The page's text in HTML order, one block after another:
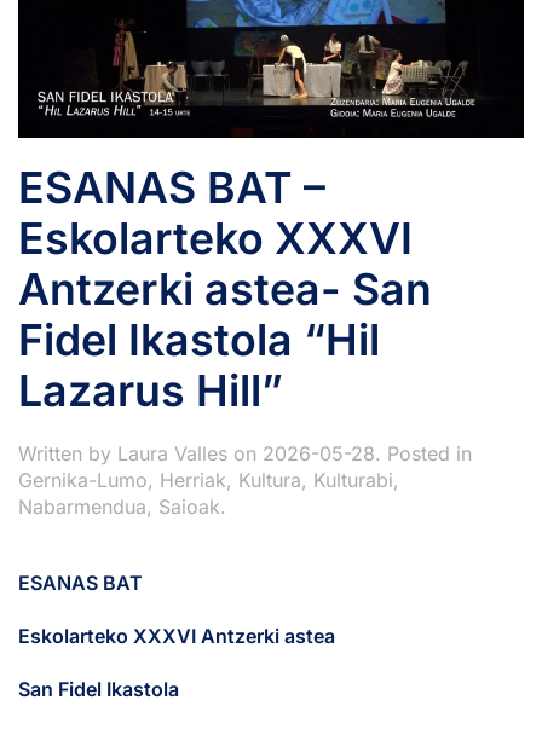
ESANAS BAT –
Eskolarteko XXXVI
Antzerki astea- San
Fidel Ikastola “Hil
Lazarus Hill”
Written by Laura Valles on 2026-05-28. Posted in
Gernika-Lumo, Herriak, Kultura, Kulturabi,
Nabarmendua, Saioak.
ESANAS BAT
Eskolarteko XXXVI Antzerki astea
San Fidel Ikastola